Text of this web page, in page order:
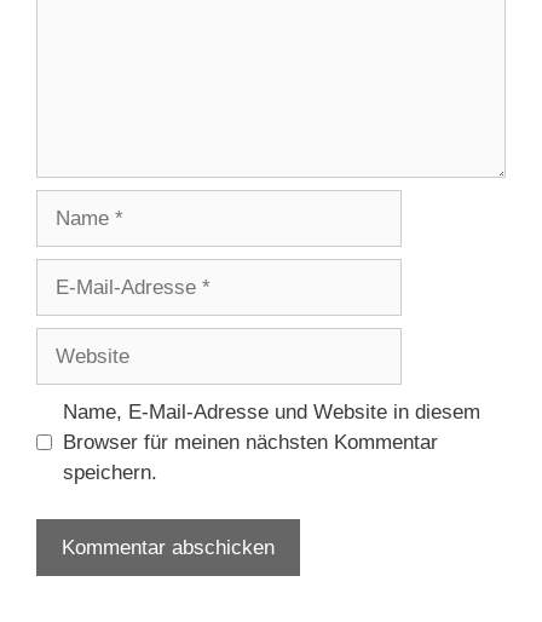
Adresse
Name, E-Mail-Adresse und Website in diesem
Browser für meinen nächsten Kommentar
speichern.